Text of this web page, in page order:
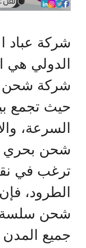
شركة عباد
الدولي هي
شركة شحن
حيث تجمع
السرعة،
شحن بحري
ترغب في
الطرود،
شحن سلسة
جميع المدن